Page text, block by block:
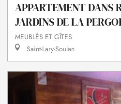
APPARTEMENT DANS
JARDINS DE LA
MEUBLÉS ET GÎTES
Saint-Lary-Soulan